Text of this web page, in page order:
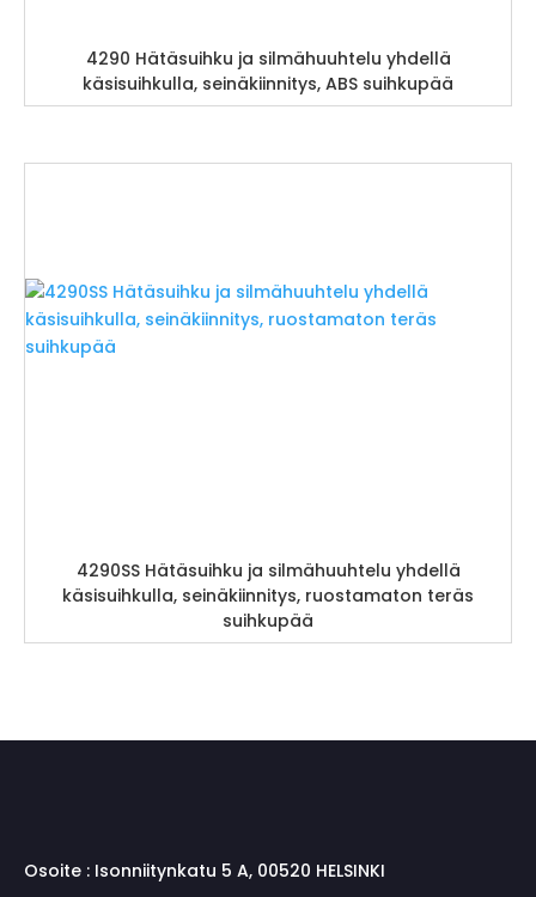
4290 Hätäsuihku ja silmähuuhtelu yhdellä
käsisuihkulla, seinäkiinnitys, ABS suihkupää
4290SS Hätäsuihku ja silmähuuhtelu yhdellä
käsisuihkulla, seinäkiinnitys, ruostamaton teräs
suihkupää
Osoite : Isonniitynkatu 5 A, 00520 HELSINKI